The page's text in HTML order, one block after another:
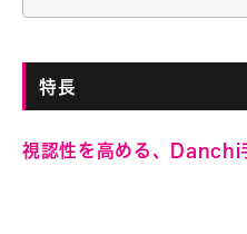
特長
視認性を高める、Danchi